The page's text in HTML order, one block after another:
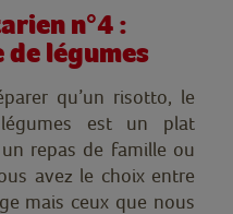
n°4 :
légumes
qu’un risotto, le
est un plat
repas de famille ou
avez le choix entre
mais ceux que nous